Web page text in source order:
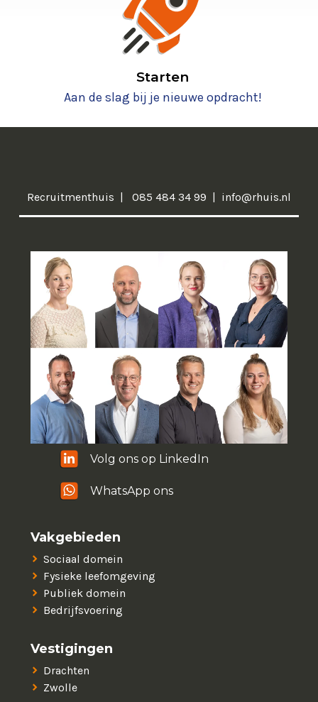
Starten
Aan de slag bij je nieuwe opdracht!
Recruitmenthuis 085 484 34 99 info@rhuis.nl
Volg ons op LinkedIn
WhatsApp ons
Vakgebieden
Sociaal domein
Fysieke leefomgeving
Publiek domein
Bedrijfsvoering
Vestigingen
Drachten
Zwolle